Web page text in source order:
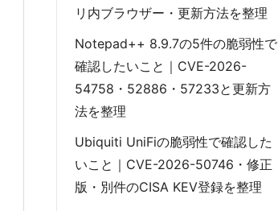
リ内ブラウザー・更新方法を整理
Notepad++ 8.9.7の5件の脆弱性で
確認したいこと｜CVE-2026-
54758・52886・57233と更新方
法を整理
Ubiquiti UniFiの脆弱性で確認した
いこと｜CVE-2026-50746・修正
版・別件のCISA KEV登録を整理